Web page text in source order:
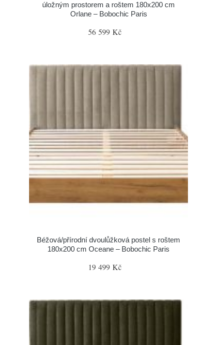
úložným prostorem a roštem 180x200 cm
Orlane – Bobochic Paris
56 599 Kč
Béžová/přírodní dvoulůžková postel s roštem
180x200 cm Oceane – Bobochic Paris
19 499 Kč